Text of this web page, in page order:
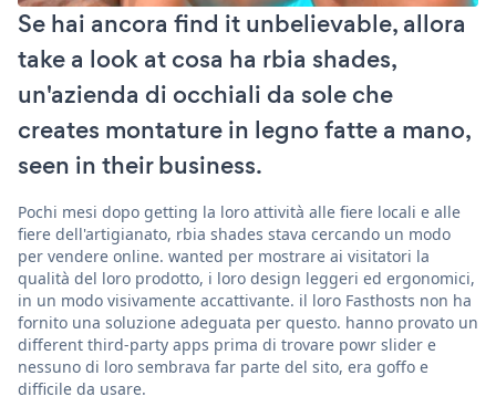
Se hai ancora find it unbelievable, allora
take a look at cosa ha rbia shades,
un'azienda di occhiali da sole che
creates montature in legno fatte a mano,
seen in their business.
Pochi mesi dopo getting la loro attività alle fiere locali e alle
fiere dell'artigianato, rbia shades stava cercando un modo
per vendere online. wanted per mostrare ai visitatori la
qualità del loro prodotto, i loro design leggeri ed ergonomici,
in un modo visivamente accattivante. il loro Fasthosts non ha
fornito una soluzione adeguata per questo. hanno provato un
different third-party apps prima di trovare powr slider e
nessuno di loro sembrava far parte del sito, era goffo e
difficile da usare.